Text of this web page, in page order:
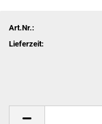
Art.Nr.:
Lieferzeit: